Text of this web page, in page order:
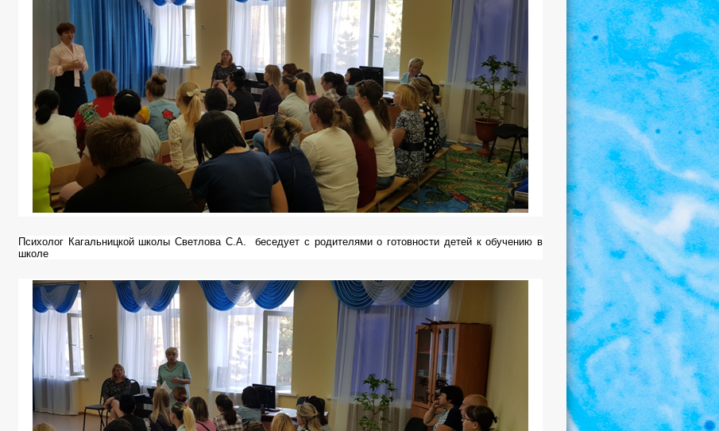
Психолог Кагальницкой школы Светлова С.А.
беседует с родителями о готовности детей к обучению в
школе